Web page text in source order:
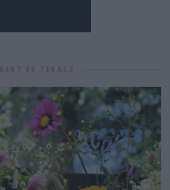
KERT ÉS TERASZ